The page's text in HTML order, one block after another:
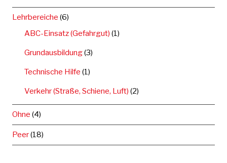
Lehrbereiche (6)
ABC-Einsatz (Gefahrgut) (1)
Grundausbildung(3)
Technische Hilfe (1)
Verkehr (Straße, Schiene, Luft) (2)
Ohne (4)
Peer(18)